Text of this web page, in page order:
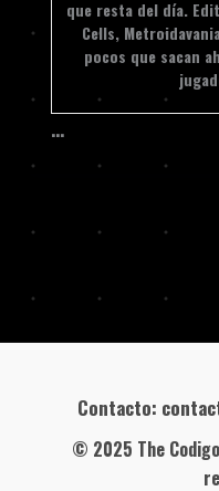
que resta del día.
Cells,
pocos que sacan
…
Contacto:
© 2025 The